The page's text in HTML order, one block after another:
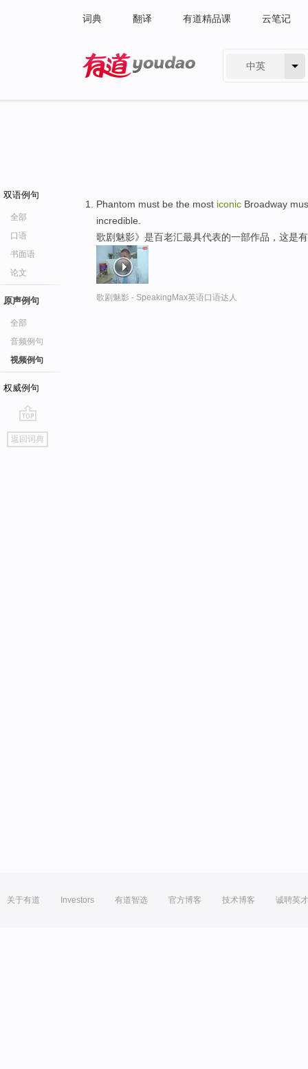
词典 翻译 有道精品课 云笔记
中英
双语例句
全部
口语
书面语
论文
原声例句
全部
音频例句
视频例句
权威例句
go
top
返回词典
Phantom must be the most iconic Broadway
incredible.
歌剧魅影》是百老汇最具代表的一部作品，这是
歌剧魅影 - SpeakingMax英语口语达人
关于有道 Investors 有道智选 官方博客 技术博客 诚聘英才